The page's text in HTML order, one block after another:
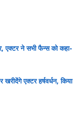
एक्टर ने सभी फैन्स को कहा-
एक्टर हर्षवर्धन, किया